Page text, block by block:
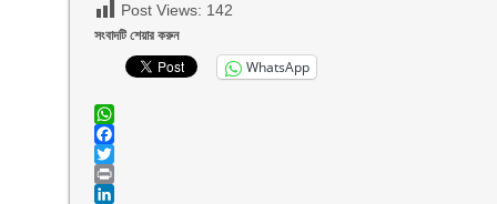
Post Views: 142
সংবাদটি শেয়ার করুন
WhatsApp
WhatsApp
Facebook
Twitter
Print